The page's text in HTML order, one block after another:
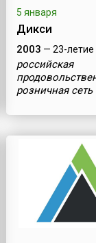
5 января
Дикси
2003 — 23-летие
российская
розничная сеть